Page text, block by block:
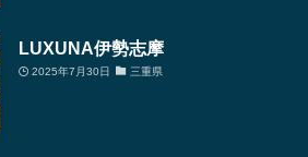
LUXUNA伊勢志摩
2025年7月30日 三重県